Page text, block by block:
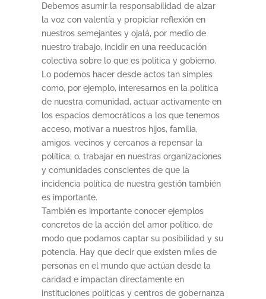
Debemos asumir la responsabilidad de alzar
la voz con valentía y propiciar reflexión en
nuestros semejantes y ojalá, por medio de
nuestro trabajo, incidir en una reeducación
colectiva sobre lo que es política y gobierno.
Lo podemos hacer desde actos tan simples
como, por ejemplo, interesarnos en la política
de nuestra comunidad, actuar activamente en
los espacios democráticos a los que tenemos
acceso, motivar a nuestros hijos, familia,
amigos, vecinos y cercanos a repensar la
política; o, trabajar en nuestras organizaciones
y comunidades conscientes de que la
incidencia política de nuestra gestión también
es importante.
También es importante conocer ejemplos
concretos de la acción del amor político, de
modo que podamos captar su posibilidad y su
potencia. Hay que decir que existen miles de
personas en el mundo que actúan desde la
caridad e impactan directamente en
instituciones políticas y centros de gobernanza